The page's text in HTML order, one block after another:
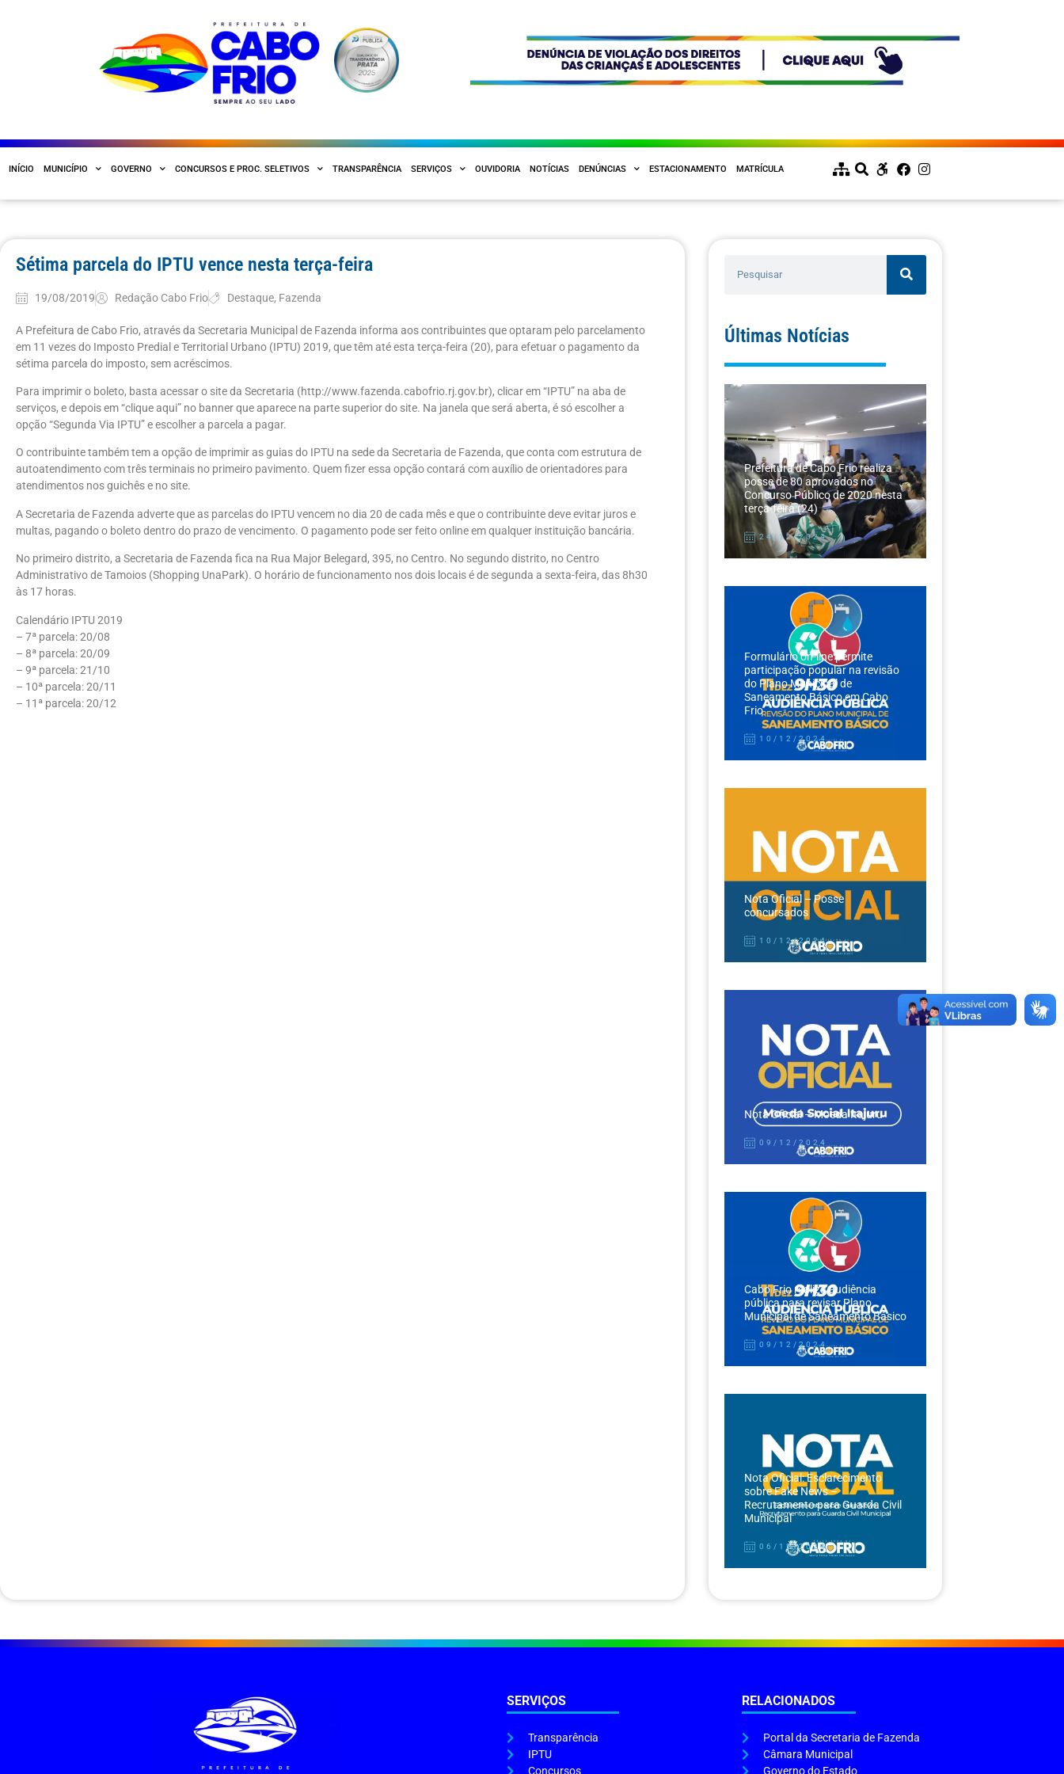
INÍCIO MUNICÍPIO GOVERNO CONCURSOS E PROC. SELETIVOS TRANSPARÊNCIA SERVIÇOS OUVIDORIA NOTÍCIAS DENÚNCIAS ESTACIONAMENTO MATRÍCULA
Sétima parcela do IPTU vence nesta terça-feira
19/08/2019 Redação Cabo Frio Destaque, Fazenda
A Prefeitura de Cabo Frio, através da Secretaria Municipal de Fazenda informa aos contribuintes que optaram pelo parcelamento
em 11 vezes do Imposto Predial e Territorial Urbano (IPTU) 2019, que têm até esta terça-feira (20), para efetuar o pagamento da
sétima parcela do imposto, sem acréscimos.
Para imprimir o boleto, basta acessar o site da Secretaria (http://www.fazenda.cabofrio.rj.gov.br), clicar em “IPTU” na aba de
serviços, e depois em “clique aqui” no banner que aparece na parte superior do site. Na janela que será aberta, é só escolher a
opção “Segunda Via IPTU” e escolher a parcela a pagar.
O contribuinte também tem a opção de imprimir as guias do IPTU na sede da Secretaria de Fazenda, que conta com estrutura de
autoatendimento com três terminais no primeiro pavimento. Quem fizer essa opção contará com auxílio de orientadores para
atendimentos nos guichês e no site.
A Secretaria de Fazenda adverte que as parcelas do IPTU vencem no dia 20 de cada mês e que o contribuinte deve evitar juros e
multas, pagando o boleto dentro do prazo de vencimento. O pagamento pode ser feito online em qualquer instituição bancária.
No primeiro distrito, a Secretaria de Fazenda fica na Rua Major Belegard, 395, no Centro. No segundo distrito, no Centro
Administrativo de Tamoios (Shopping UnaPark). O horário de funcionamento nos dois locais é de segunda a sexta-feira, das 8h30
às 17 horas.
Calendário IPTU 2019
– 7ª parcela: 20/08
– 8ª parcela: 20/09
– 9ª parcela: 21/10
– 10ª parcela: 20/11
– 11ª parcela: 20/12
Últimas Notícias
Prefeitura de Cabo Frio realiza
posse de 80 aprovados no
Concurso Público de 2020 nesta
terça-feira (24)
24/12/2024
Formulário on-line permite
participação popular na revisão
do Plano Municipal de
Saneamento Básico em Cabo
Frio
10/12/2024
Nota Oficial – Posse
concursados
10/12/2024
Nota Oficial – Moeda Itajuru
09/12/2024
Cabo Frio realiza audiência
pública para revisar Plano
Municipal de Saneamento Básico
09/12/2024
Nota Oficial: Esclarecimento
sobre Fake News –
Recrutamento para Guarda Civil
Municipal
06/12/2024
SERVIÇOS
Transparência
IPTU
Concursos
RELACIONADOS
Portal da Secretaria de Fazenda
Câmara Municipal
Governo do Estado